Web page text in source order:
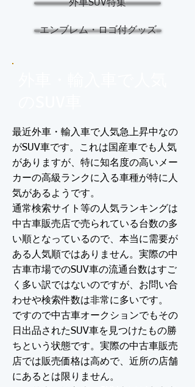
外車SUV特集
エンブレム・ロゴ付グッズ
最近外車・輸入車で人気急上昇中なの
がSUV車です。これは国産車でも人気
がありますが、特に知名度の高いメー
カーの高級ランクに入る車種が特に人
気があるようです。
通常検索サイト等の人気ランキングは
中古車販売店で売られている台数の多
い順となっているので、本当に需要が
ある人気順ではありません。実際の中
古車市場でのSUV車の流通台数はすご
く多い訳ではないのですが、お問い合
わせや検索件数は非常に多いです。
ですので中古車オークションでもその
日出品されたSUV車を見つけたもの勝
ちという状態です。実際の中古車販売
店では販売価格は高めで、近所の店舗
にあるとは限りません。